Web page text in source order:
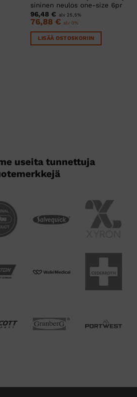
sininen neulos one-size 6pr
96,48 € alv 25,5%
76,88 € alv 0%
LISÄÄ OSTOSKORIIN
useita tunnettuja